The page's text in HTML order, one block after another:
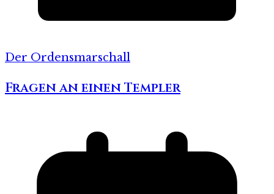
Der Ordensmarschall
Fragen an einen Templer